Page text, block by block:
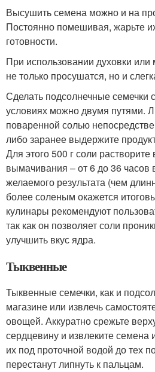
Высушить семена можно и на
Постоянно помешивая, жарьте
готовности.
При использовании духовки или
не только просушатся, но и
Сделать подсолнечные
условиях можно двумя путями.
поваренной солью
либо заранее выдержите
Для этого 500 г соли
вымачивания – от 6 до 36 часов
желаемого результата (чем
более соленым окажется
кулинары рекомендуют
так как он позволяет соли
улучшить вкус ядра.
Тыквенные
Тыквенные семечки, как и
магазине или извлечь
овощей. Аккуратно срежьте
сердцевину и извлеките
их под проточной водой до тех
перестанут липнуть к пальцам.